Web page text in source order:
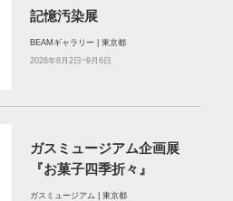
記憶汚染展
BEAMギャラリー | 東京都
2026年8月2日~9月6日
ガスミュージアム企画展
『お菓子四季折々』
ガスミュージアム | 東京都